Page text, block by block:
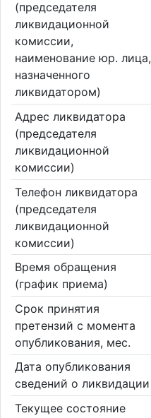
(председателя
ликвидационной
комиссии,
наименование юр. лица,
назначенного
ликвидатором)
Адрес ликвидатора
(председателя
ликвидационной
комиссии)
Телефон ликвидатора
(председателя
ликвидационной
комиссии)
Время обращения
(график приема)
Срок принятия
претензий с момента
опубликования, мес.
Дата опубликования
сведений о ликвидации
Текущее состояние